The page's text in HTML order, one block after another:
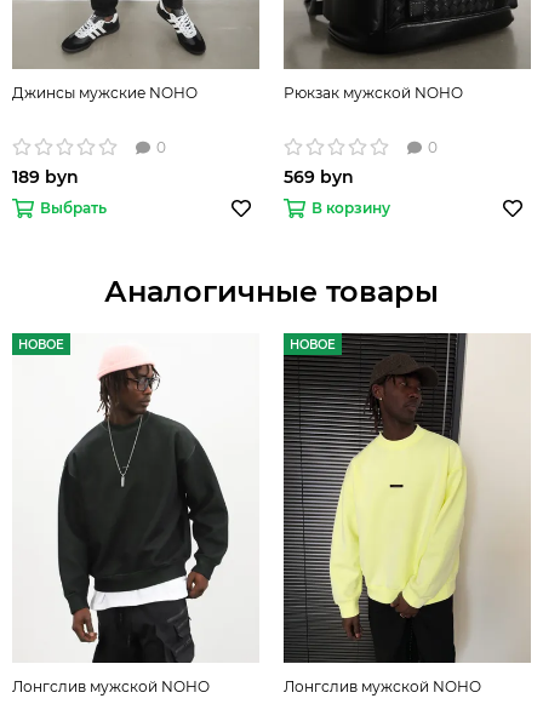
Джинсы мужские NOHO
0
189 byn
Выбрать
Рюкзак мужской NOHO
0
569 byn
В корзину
Аналогичные товары
НОВОЕ
Лонгслив мужской NOHO
НОВОЕ
Лонгслив мужской NOHO